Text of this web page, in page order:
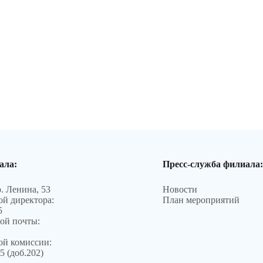
Ленина, 53
директора:
почты:
комиссии:
(доб.202)
Пресс-служба филиала:
Новости
План мероприятий